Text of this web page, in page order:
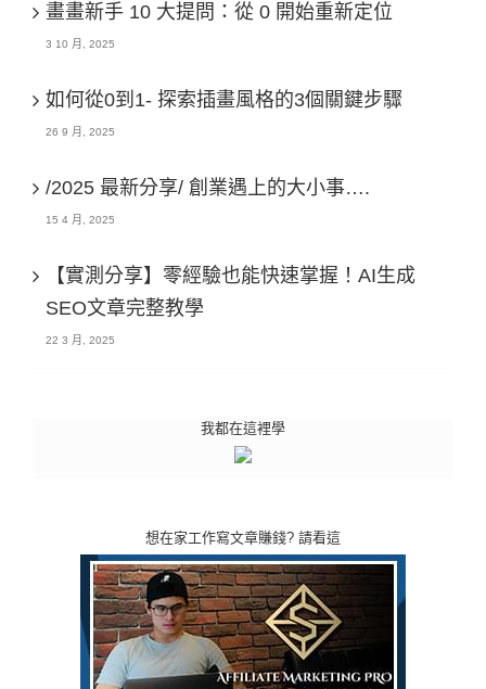
畫畫新手 10 大提問：從 0 開始重新定位
3 10 月, 2025
如何從0到1- 探索插畫風格的3個關鍵步驟
26 9 月, 2025
/2025 最新分享/ 創業遇上的大小事….
15 4 月, 2025
【實測分享】零經驗也能快速掌握！AI生成
SEO文章完整教學
22 3 月, 2025
我都在這裡學
想在家工作寫文章賺錢? 請看這